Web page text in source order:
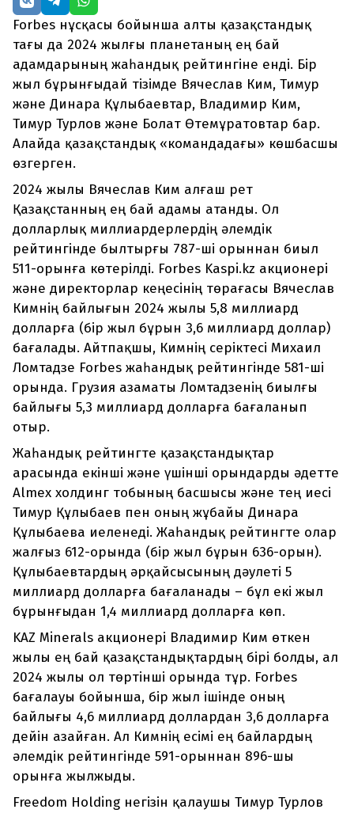
Forbes нұсқасы бойынша алты қазақстандық
тағы да 2024 жылғы планетаның ең бай
адамдарының жаһандық рейтингіне енді. Бір
жыл бұрынғыдай тізімде Вячеслав Ким, Тимур
және Динара Құлыбаевтар, Владимир Ким,
Тимур Турлов және Болат Өтемұратовтар бар.
Алайда қазақстандық «командадағы» көшбасшы
өзгерген.
2024 жылы Вячеслав Ким алғаш рет
Қазақстанның ең бай адамы атанды. Ол
долларлық миллиардерлердің әлемдік
рейтингінде былтырғы 787-ші орыннан биыл
511-орынға көтерілді. Forbes Kaspi.kz акционері
және директорлар кеңесінің төрағасы Вячеслав
Кимнің байлығын 2024 жылы 5,8 миллиард
долларға (бір жыл бұрын 3,6 миллиард доллар)
бағалады. Айтпақшы, Кимнің серіктесі Михаил
Ломтадзе Forbes жаһандық рейтингінде 581-ші
орында. Грузия азаматы Ломтадзенің биылғы
байлығы 5,3 миллиард долларға бағаланып
отыр.
Жаһандық рейтингте қазақстандықтар
арасында екінші және үшінші орындарды әдетте
Almex холдинг тобының басшысы және тең иесі
Тимур Құлыбаев пен оның жұбайы Динара
Құлыбаева иеленеді. Жаһандық рейтингте олар
жалғыз 612-орында (бір жыл бұрын 636-орын).
Құлыбаевтардың əрқайсысының дəулеті 5
миллиард долларға бағаланады – бұл екі жыл
бұрынғыдан 1,4 миллиард долларға көп.
KAZ Minerals акционері Владимир Ким өткен
жылы ең бай қазақстандықтардың бірі болды, ал
2024 жылы ол төртінші орында тұр. Forbes
бағалауы бойынша, бір жыл ішінде оның
байлығы 4,6 миллиард доллардан 3,6 долларға
дейін азайған. Ал Кимнің есімі ең байлардың
әлемдік рейтингінде 591-орыннан 896-шы
орынға жылжыды.
Freedom Holding негізін қалаушы Тимур Турлов